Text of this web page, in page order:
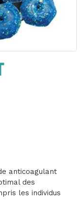
anticoagulant
des
les individus